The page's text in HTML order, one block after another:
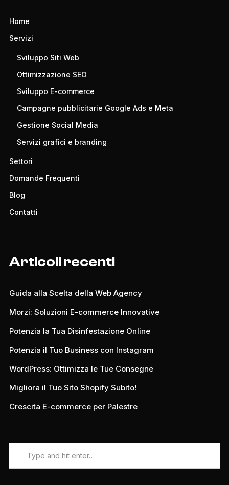
Home
Servizi
Sviluppo Siti Web
Ottimizzazione SEO
Sviluppo E-commerce
Campagne pubblicitarie Google Ads e Meta
Gestione Social Media
Servizi grafici e branding
Settori
Domande Frequenti
Blog
Contatti
Articoli recenti
Guida alla Scelta della Web Agency
Morzi: Soluzioni E-commerce Innovative
Potenzia la Tua Disinfestazione Online
Potenzia il Tuo Business con Instagram
WordPress: Ottimizza le Tue Consegne
Migliora il Tuo Sito Shopify Subito!
Crescita E-commerce per Palestre